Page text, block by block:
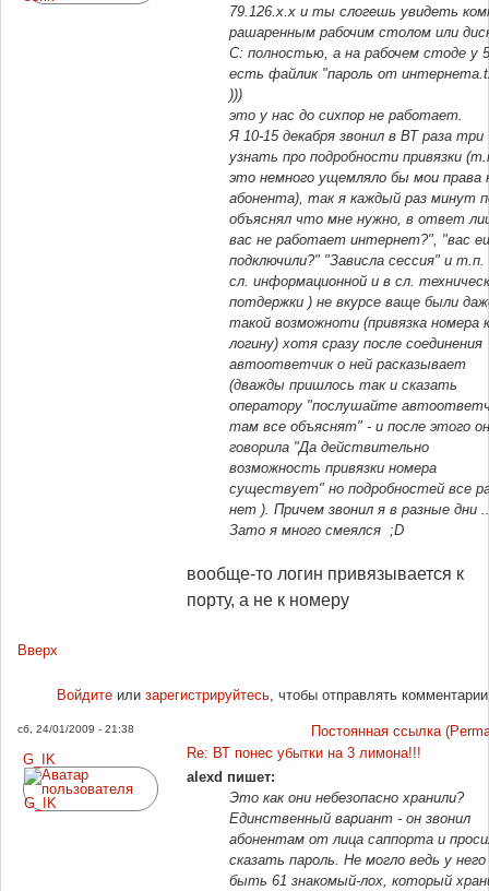
79.126.х.х и ты слогешь увидеть
рашаренным рабочим столом или
С: полностью, а на рабочем стоде у
есть файлик "пароль от
)))
это у нас до сихпор не работает.
Я 10-15 декабря звонил в ВТ раза три
узнать про подробности привязки (
это немного ущемляло бы мои права
абонента), так я каждый раз минут
объяснял что мне нужно, в ответ
вас не работает интернет?", "вас
подключили?" "Зависла сессия" и т.п.
сл. информационной и в сл.
потдержки ) не вкурсе ваще были
такой возможноти (привязка номера к
логину) хотя сразу после соединения
автоответчик о ней расказывает
(дважды пришлось так и сказать
оператору "послушайте
там все объяснят" - и после этого
говорила "Да действительно
возможность привязки номера
существует" но подробностей все
нет ). Причем звонил я в разные дни
Зато я много смеялся ;D
вообще-то логин привязывается к
порту, а не к номеру
Вверх
Войдитеили зарегистрируйтесь, чтобы отправлять комментарии
сб, 24/01/2009 - 21:38
Постоянная ссылка
G_IK
Re: ВТ понес убытки на 3 лимона!!!
alexd пишет:
Это как они небезопасно хранили?
Единственный вариант - он звонил
абонентам от лица саппорта и
сказать пароль. Не могло ведь у него
быть 61 знакомый-лох, который